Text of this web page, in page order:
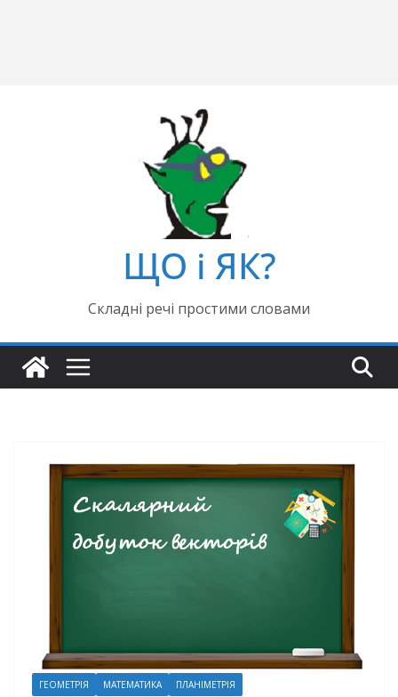
ЩО і ЯК?
Складні речі простими словами
ГЕОМЕТРІЯ МАТЕМАТИКА ПЛАНІМЕТРІЯ